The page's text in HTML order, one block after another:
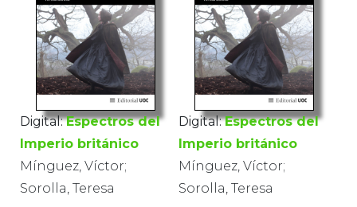
Digital: Espectros del
Imperio británico
Mínguez, Víctor;
Sorolla, Teresa
Digital: Espectros del
Imperio británico
Mínguez, Víctor;
Sorolla, Teresa